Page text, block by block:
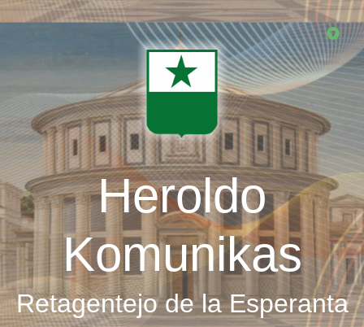
Skip
Heroldo
Komunikas
Retagentejo de la Esperanta